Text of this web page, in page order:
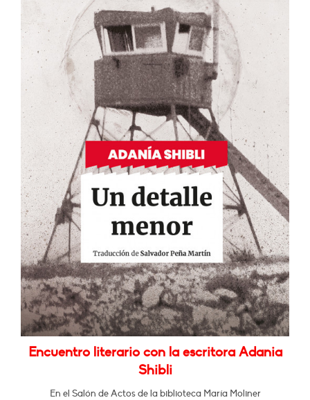
Encuentro literario con la escritora Adania
Shibli
En el Salón de Actos de la biblioteca María Moliner